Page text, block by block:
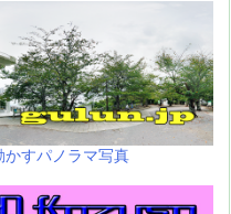
かすパノラマ写真